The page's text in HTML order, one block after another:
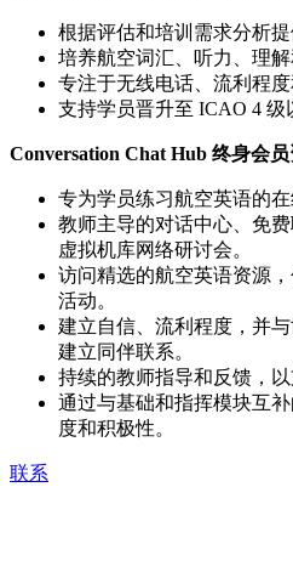
根据评估和培训需求分析
培养航空词汇、听力、理
专注于无线电话、流利程
支持学员晋升至 ICAO 4 级
Conversation Chat Hub 终身会
专为学员练习航空英语的在
教师主导的对话中心、免
虚拟机库网络研讨会。
访问精选的航空英语资源
活动。
建立自信、流利程度，并
建立同伴联系。
持续的教师指导和反馈，以
通过与基础和指挥模块互
度和积极性。
联系